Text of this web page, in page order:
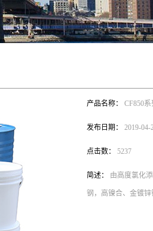
产品名称： CF850
发布日期： 2019-04-
点击数： 5237
简述： 由高度氯化
钢，高镍合、金镀锌